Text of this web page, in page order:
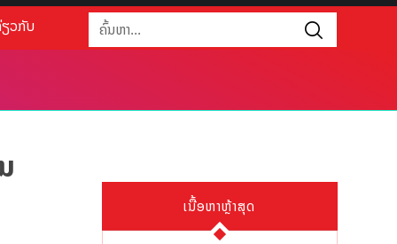
ວກັບ
ເນື້ອຫາຫຼ້າສຸດ